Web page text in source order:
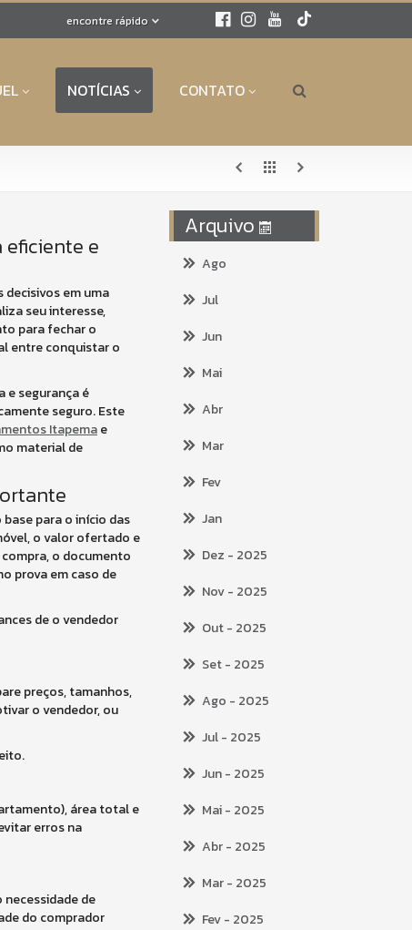
encontre rápido
NOTÍCIAS CONTATO
e
em uma
seu interesse,
para fechar o
entre conquistar o
e segurança é
seguro. Este
Itapemae
material de
para o início das
o valor ofertado e
o documento
prova em caso de
de o vendedor
preços, tamanhos,
o vendedor, ou
área total e
erros na
de
do comprador
Arquivo
Ago
Jul
Jun
Mai
Abr
Mar
Fev
Jan
Dez - 2025
Nov- 2025
Out- 2025
Set- 2025
Ago - 2025
Jul- 2025
Jun- 2025
Mai- 2025
Abr- 2025
Mar- 2025
Fev- 2025